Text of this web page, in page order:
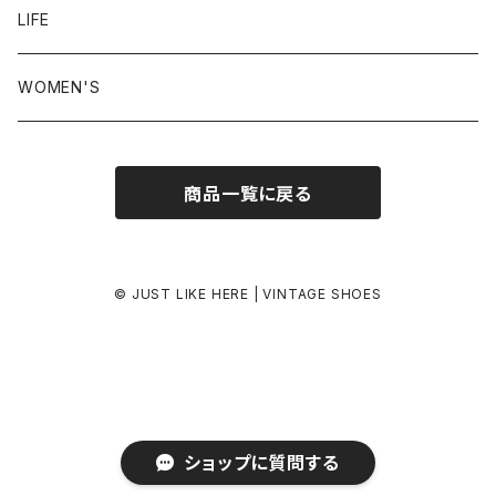
ショップに質問する
24.5-25.0 cm
25.0-25.5 cm
26.0-26.5 cm
26.5-27.0 cm
LIFE
WOMEN'S
商品一覧に戻る
© JUST LIKE HERE | VINTAGE SHOES